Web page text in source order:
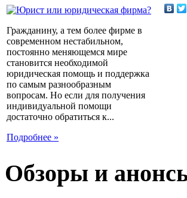
Гражданину, а тем более фирме в
современном нестабильном,
постоянно меняющемся мире
становится необходимой
юридическая помощь и поддержка
по самым разнообразным
вопросам. Но если для получения
индивидуальной помощи
достаточно обратиться к...
Подробнее »
Обзоры и